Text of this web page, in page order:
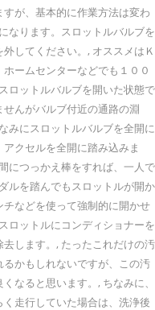
が、基本的に作業方法は変わ
なります。スロットルバルブを
してください。, オススメはＫ
ームセンターなどでも１００
ロットルバルブを開いた状態で
んがバルブ付近の通路の淵
みにスロットルバルブを全開に
クセルを全開に踏み込みま
につっかえ棒をすれば、一人で
ルを踏んでもスロットルが開か
などを使って強制的に開かせ
ロットルにコンディショナーを
します。, たったこれだけの汚
かもしれないですが、この汚
なると思います。, ちなみに、
走行していた場合は、洗浄後